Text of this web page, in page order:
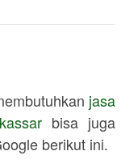
jasa
bisa juga
berikut ini.